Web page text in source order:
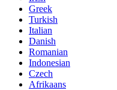
Greek
Turkish
Italian
Danish
Romanian
Indonesian
Czech
Afrikaans